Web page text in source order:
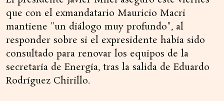
que con el exmandatario Mauricio Macri
mantiene "un diálogo muy profundo", al
responder sobre si el expresidente había sido
consultado para renovar los equipos de la
secretaría de Energía, tras la salida de Eduardo
Rodríguez Chirillo.